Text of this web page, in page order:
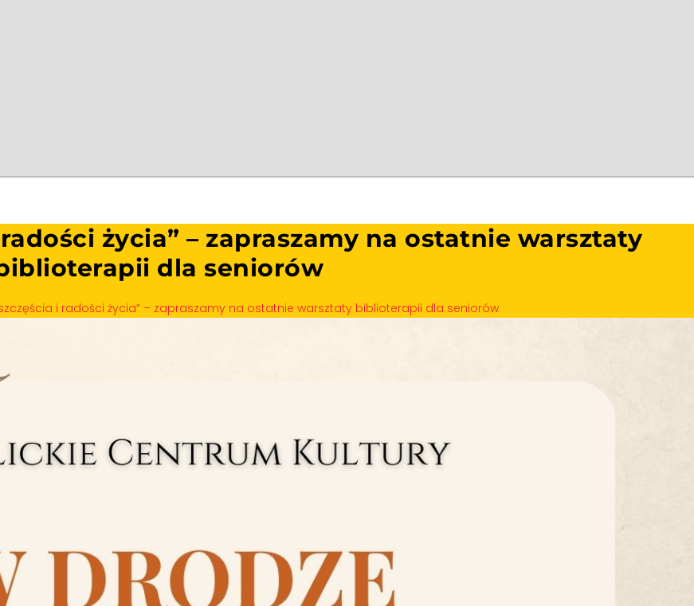
życia” – zapraszamy na ostatnie warsztaty
dla seniorów
i radości życia” – zapraszamy na ostatnie warsztaty biblioterapii dla seniorów